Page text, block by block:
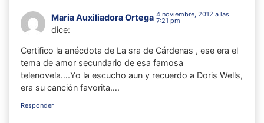
Maria Auxiliadora Ortega
dice:
4 noviembre, 2012 a las
7:21 pm
Certifico la anécdota de La sra de Cárdenas , ese era el
tema de amor secundario de esa famosa
telenovela….Yo la escucho aun y recuerdo a Doris Wells,
era su canción favorita….
Responder